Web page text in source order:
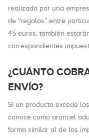
realizado por una
de “regalos” entre
45 euros, también
correspondientes
¿CUÁNTO
ENVÍO?
Si un producto excede
conoce como arancel
forma similar al de los